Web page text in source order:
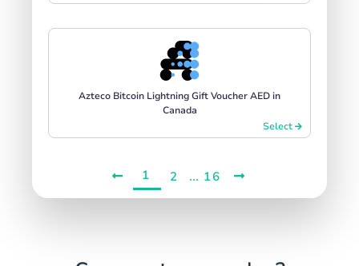
Azteco Bitcoin Lightning Gift Voucher AED in
Canada
Select
1 2 ... 16